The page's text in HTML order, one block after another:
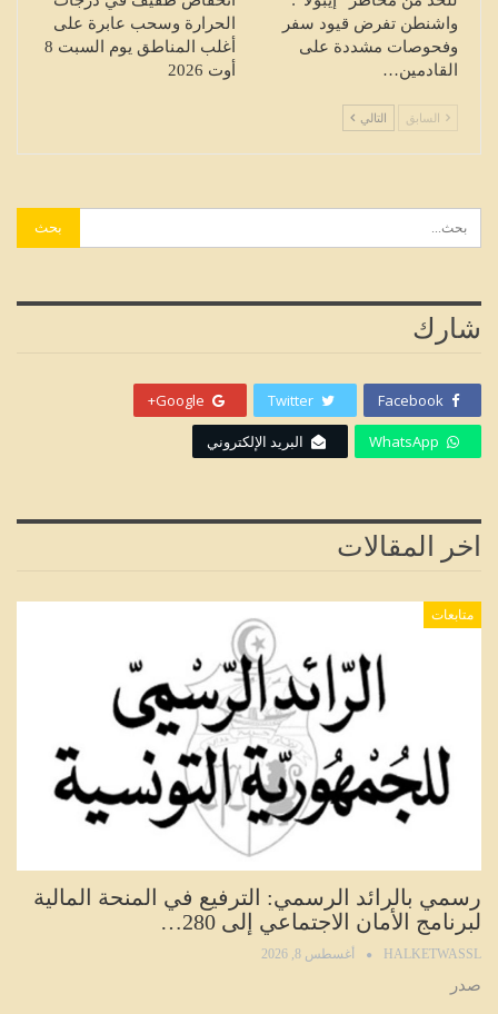
واشنطن تفرض قيود سفر
وفحوصات مشددة على
القادمين…
الحرارة وسحب عابرة على
أغلب المناطق يوم السبت 8
أوت 2026
السابق التالي
شارك
Facebook
Twitter
Google+
WhatsApp البريد الإلكتروني
اخر المقالات
متابعات
رسمي بالرائد الرسمي: الترفيع في المنحة المالية
لبرنامج الأمان الاجتماعي إلى 280…
HALKETWASSL أغسطس 8, 2026
صدر